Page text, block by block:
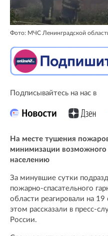
Фото: МЧС Ленинградской
Подписывайтесь на нас в
На месте тушения
минимизации
населению
За минувшие сутки
пожарно-спасательного
области реагировали на
этом рассказали в пресс-
России.